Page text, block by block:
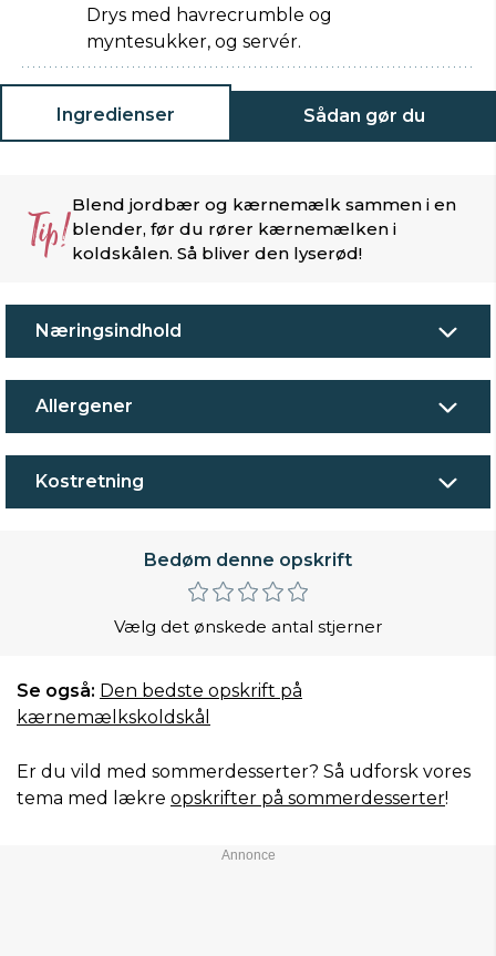
Drys med havrecrumble og
myntesukker, og servér.
Ingredienser Sådan gør du
Tip!Blend jordbær og kærnemælk sammen i en
blender, før du rører kærnemælken i
koldskålen. Så bliver den lyserød!
Næringsindhold
Allergener
Kostretning
Bedøm denne opskrift
Vælg det ønskede antal stjerner
Se også: Den bedste opskrift på
kærnemælkskoldskål
Er du vild med sommerdesserter? Så udforsk vores
tema med lækre opskrifter på sommerdesserter!